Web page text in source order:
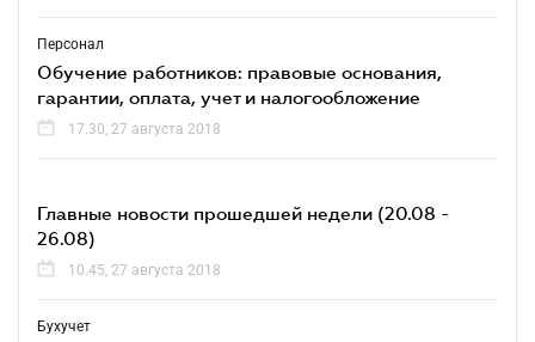
Персонал
Обучение работников: правовые основания,
гарантии, оплата, учет и налогообложение
17.30, 27 августа 2018
Главные новости прошедшей недели (20.08 -
26.08)
10.45, 27 августа 2018
Бухучет